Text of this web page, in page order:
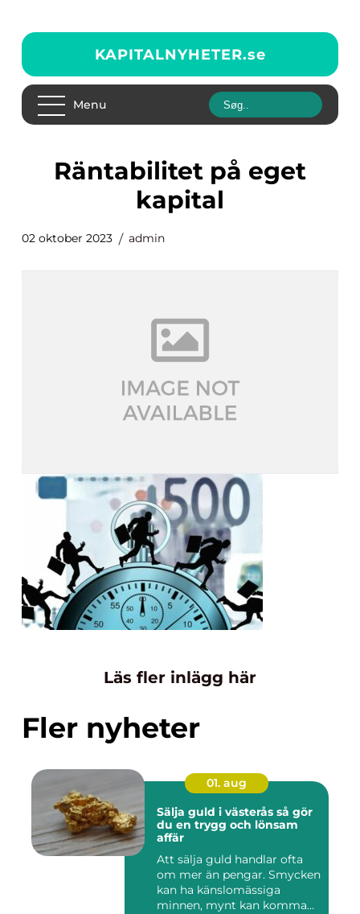
KAPITALNYHETER.se
Menu
räntabilitet på eget
kapital
02 oktober 2023 admin
Läs fler inlägg här
Fler nyheter
01. aug
Sälja guld i västerås så gör
du en trygg och lönsam
affär
Att sälja guld handlar ofta
om mer än pengar. Smycken
kan ha känslomässiga
minnen, mynt kan komma